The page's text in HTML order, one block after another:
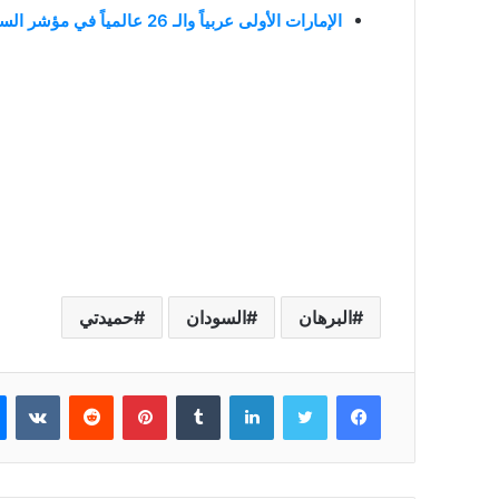
الإمارات الأولى عربياً والـ 26 عالمياً في مؤشر السعادة العالمي 2023
البرهان السودان حميدتي
فيسبوك تويتر لينكدإن بينتيريست